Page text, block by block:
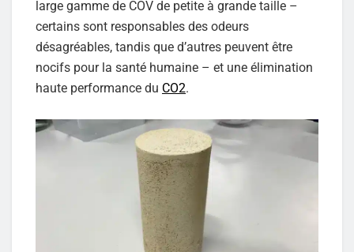
large gamme de COV de petite à grande taille –
certains sont responsables des odeurs
désagréables, tandis que d’autres peuvent être
nocifs pour la santé humaine – et une élimination
haute performance du CO2.